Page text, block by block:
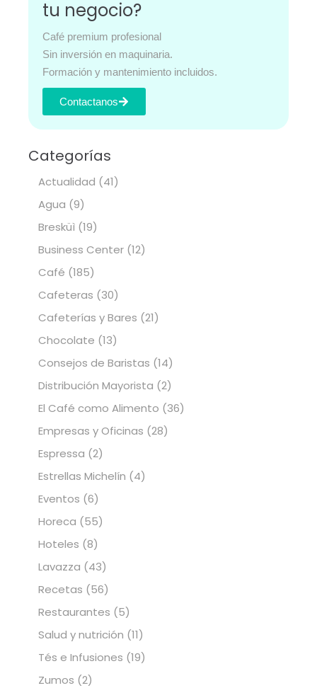
tu negocio?
Café premium profesional
Sin inversión en maquinaria.
Formación y mantenimiento incluidos.
Contactanos
Categorías
Actualidad (41)
Agua (9)
Bresküì (19)
Business Center (12)
Café (185)
Cafeteras (30)
Cafeterías y Bares (21)
Chocolate (13)
Consejos de Baristas (14)
Distribución Mayorista (2)
El Café como Alimento (36)
Empresas y Oficinas (28)
Espressa (2)
Estrellas Michelín (4)
Eventos (6)
Horeca (55)
Hoteles (8)
Lavazza (43)
Recetas (56)
Restaurantes (5)
Salud y nutrición (11)
Tés e Infusiones (19)
Zumos (2)